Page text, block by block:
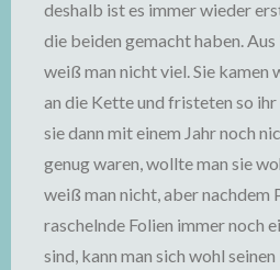
deshalb ist es immer wieder
die beiden gemacht haben. Aus
weiß man nicht viel. Sie kamen
an die Kette und fristeten so ihr
sie dann mit einem Jahr noch
genug waren, wollte man sie
weiß man nicht, aber nachdem
raschelnde Folien immer noch
sind, kann man sich wohl